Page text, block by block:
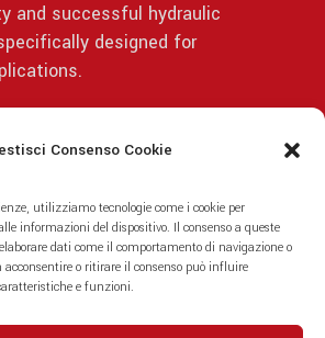
Consenso Cookie
utilizziamo tecnologie come i cookie per
informazioni del dispositivo. Il consenso a queste
dati come il comportamento di navigazione o
acconsentire o ritirare il consenso può influire
e funzioni.
and successful hydraulic
designed for